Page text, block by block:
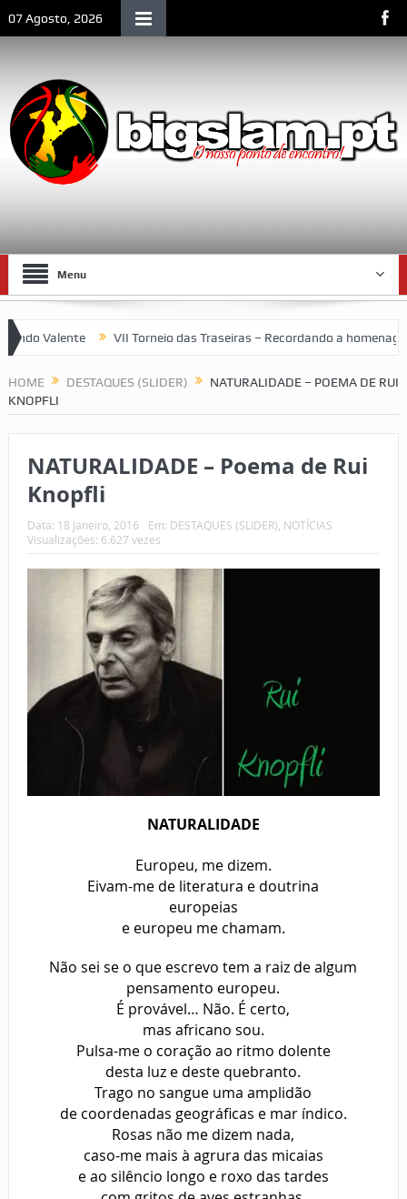
07 Agosto, 2026
Menu
Valente VII Torneio das Traseiras – Recordando a homenagem
HOME DESTAQUES (SLIDER)
NATURALIDADE – POEMA DE RUI
KNOPFLI
NATURALIDADE – Poema de Rui
Knopfli
Data: 18 Janeiro, 2016 Em: DESTAQUES (SLIDER) NOTÍCIAS
Visualizações: 6.627 vezes
NATURALIDADE
Europeu, me dizem.
Eivam-me de literatura e doutrina
europeias
e europeu me chamam.
Não sei se o que escrevo tem a raiz de algum
pensamento europeu.
É provável… Não. É certo,
mas africano sou.
Pulsa-me o coração ao ritmo dolente
desta luz e deste quebranto.
Trago no sangue uma amplidão
de coordenadas geográficas e mar índico.
Rosas não me dizem nada,
caso-me mais à agrura das micaias
e ao silêncio longo e roxo das tardes